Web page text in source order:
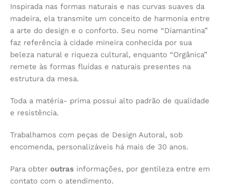
Inspirada nas formas naturais e nas curvas suaves da
madeira, ela transmite um conceito de harmonia entre
a arte do design e o conforto. Seu nome “Diamantina”
faz referência à cidade mineira conhecida por sua
beleza natural e riqueza cultural, enquanto “Orgânica”
remete às formas fluídas e naturais presentes na
estrutura da mesa.
Toda a matéria- prima possui alto padrão de qualidade
e resistência.
Trabalhamos com peças de Design Autoral, sob
encomenda, personalizáveis há mais de 30 anos.
Para obter outras informações, por gentileza entre em
contato com o atendimento.